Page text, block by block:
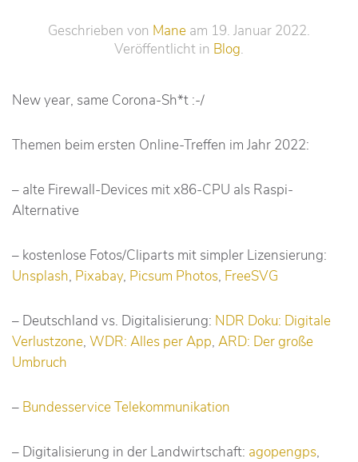
Geschrieben von Mane am 19. Januar 2022.
Veröffentlicht in Blog.
New year, same Corona-Sh*t :-/
Themen beim ersten Online-Treffen im Jahr 2022:
– alte Firewall-Devices mit x86-CPU als Raspi-
Alternative
– kostenlose Fotos/Cliparts mit simpler Lizensierung:
Unsplash, Pixabay, Picsum Photos, FreeSVG
– Deutschland vs. Digitalisierung: NDR Doku: Digitale
Verlustzone, WDR: Alles per App, ARD: Der große
Umbruch
– Bundesservice Telekommunikation
– Digitalisierung in der Landwirtschaft: agopengps,